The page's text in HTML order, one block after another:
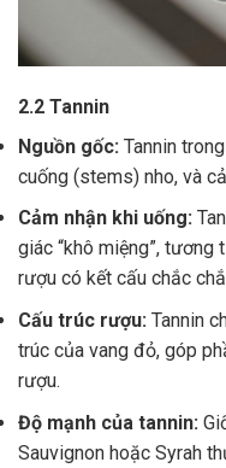
2.2 Tannin
Nguồn gốc: Tannin
cuống (stems) nho, và
Cảm nhận khi uống:
giác “khô miệng”, tương
rượu có kết cấu chắc
Cấu trúc rượu: Tannin
trúc của vang đỏ, góp
rượu.
Độ mạnh của tannin:
Sauvignon hoặc Syrah